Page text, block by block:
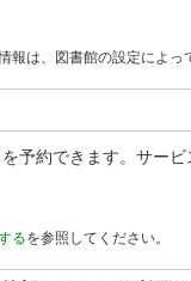
報は、図書館の設定によっ
予約できます。サービ
るを参照してください。